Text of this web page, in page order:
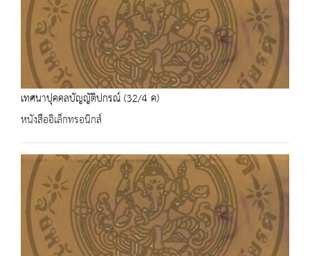
เทศนาปุคคลบัญญัติปกรณ์ (32/4 ค)
หนังสืออิเล็กทรอนิกส์